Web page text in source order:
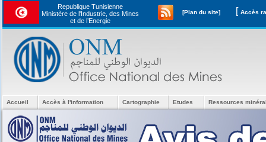
Republique Tunisienne
Ministère de l'Industrie, des Mines
et de l’Energie
[Plan du site] [
Accueil Accès à l'information Cartographie Etudes Ressources